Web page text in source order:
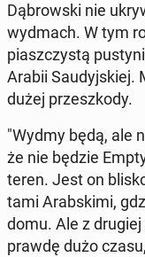
Dą­brow­ski nie
wydmach. W tym
piasz­czy­stą
Arabii Sau­dyj­skiej.
dużej prze­szko­dy.
"Wydmy będą, ale
że nie będzie
teren. Jest on
ta­mi Arab­ski­mi,
domu. Ale z
praw­dę dużo